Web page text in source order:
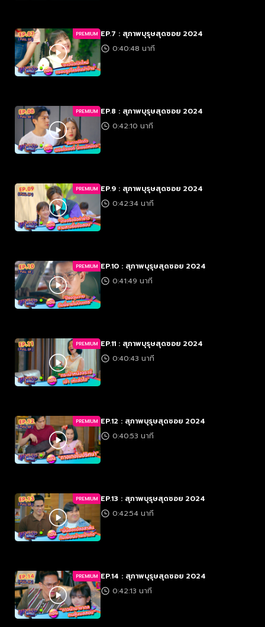
PREMIUM EP.7 : สุภาพบุรุษสุดซอย 2024
0:40:48 นาที
PREMIUM EP.8 : สุภาพบุรุษสุดซอย 2024
0:42:10 นาที
PREMIUM EP.9 : สุภาพบุรุษสุดซอย 2024
0:42:34 นาที
PREMIUM EP.10 : สุภาพบุรุษสุดซอย 2024
0:41:49 นาที
PREMIUM EP.11 : สุภาพบุรุษสุดซอย 2024
0:40:43 นาที
PREMIUM EP.12 : สุภาพบุรุษสุดซอย 2024
0:40:53 นาที
PREMIUM EP.13 : สุภาพบุรุษสุดซอย 2024
0:42:54 นาที
PREMIUM EP.14 : สุภาพบุรุษสุดซอย 2024
0:42:13 นาที